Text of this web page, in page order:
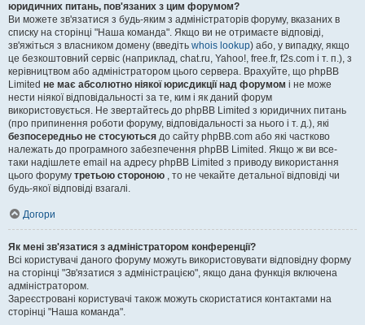
юридичних питань, пов'язаних з цим форумом?
Ви можете зв'язатися з будь-яким з адміністраторів форуму, вказаних в
списку на сторінці "Наша команда". Якщо ви не отримаєте відповіді,
зв'яжіться з власником домену (введіть whois lookup) або, у випадку, якщо
це безкоштовний сервіс (наприклад, chat.ru, Yahoo!, free.fr, f2s.com і т. п.), з
керівництвом або адміністратором цього сервера. Врахуйте, що phpBB
Limited не має абсолютно ніякої юрисдикції над форумом і не може
нести ніякої відповідальності за те, ким і як даний форум
використовується. Не звертайтесь до phpBB Limited з юридичних питань
(про припинення роботи форуму, відповідальності за нього і т. д.), які
безпосередньо не стосуються до сайту phpBB.com або які частково
належать до програмного забезпечення phpBB Limited. Якщо ж ви все-
таки надішлете email на адресу phpBB Limited з приводу використання
цього форуму третьою стороною , то не чекайте детальної відповіді чи
будь-якої відповіді взагалі.
Догори
Як мені зв'язатися з адміністратором конференції?
Всі користувачі даного форуму можуть використовувати відповідну форму
на сторінці "Зв'язатися з адміністрацією", якщо дана функція включена
адміністратором.
Зареєстровані користувачі також можуть скористатися контактами на
сторінці "Наша команда".